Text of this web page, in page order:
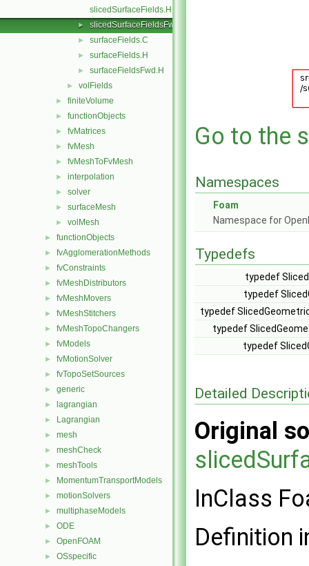
slicedSurfaceFields.H
► slicedSurfaceFieldsFwd.H
► surfaceFields.C
► surfaceFields.H
► surfaceFieldsFwd.H
► volFields
► finiteVolume
► functionObjects
► fvMatrices
► fvMesh
► fvMeshToFvMesh
► interpolation
► solver
► surfaceMesh
► volMesh
► functionObjects
► fvAgglomerationMethods
► fvConstraints
► fvMeshDistributors
► fvMeshMovers
► fvMeshStitchers
► fvMeshTopoChangers
► fvModels
► fvMotionSolver
► fvTopoSetSources
► generic
► lagrangian
► Lagrangian
► mesh
► meshCheck
► meshTools
► MomentumTransportModels
► motionSolvers
► multiphaseModels
► ODE
► OpenFOAM
► OSspecific
Go to the
Namespaces
Foam
Namespace for
Typedefs
typedef
typedef
typedef
typedef
typedef
Detailed
Original
InClass
Definition